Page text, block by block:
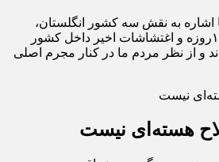
اشاره به نقش سه کشور انگلستان،
فرانسه و آلمان در جنگ ۱۲روزه و اغتشاشات اخیر داخل کشور
و از نظر مردم ما در کنار مجرم اصلی
هسته‌ای نیست